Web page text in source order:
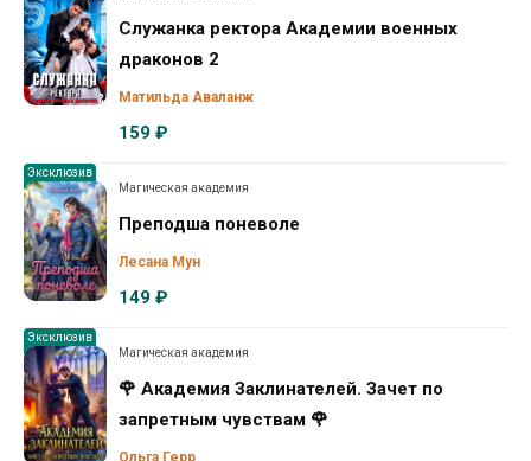
Служанка ректора Академии военных
драконов 2
Матильда Аваланж
159 ₽
Эксклюзив
Магическая академия
Преподша поневоле
Лесана Мун
149 ₽
Эксклюзив
Магическая академия
🌹 Академия Заклинателей. Зачет по
запретным чувствам 🌹
Ольга Герр